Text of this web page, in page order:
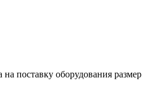
поставку оборудования размер